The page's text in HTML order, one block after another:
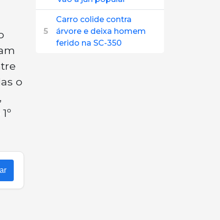
o
5
Carro colide contra
árvore e deixa homem
ferido na SC-350